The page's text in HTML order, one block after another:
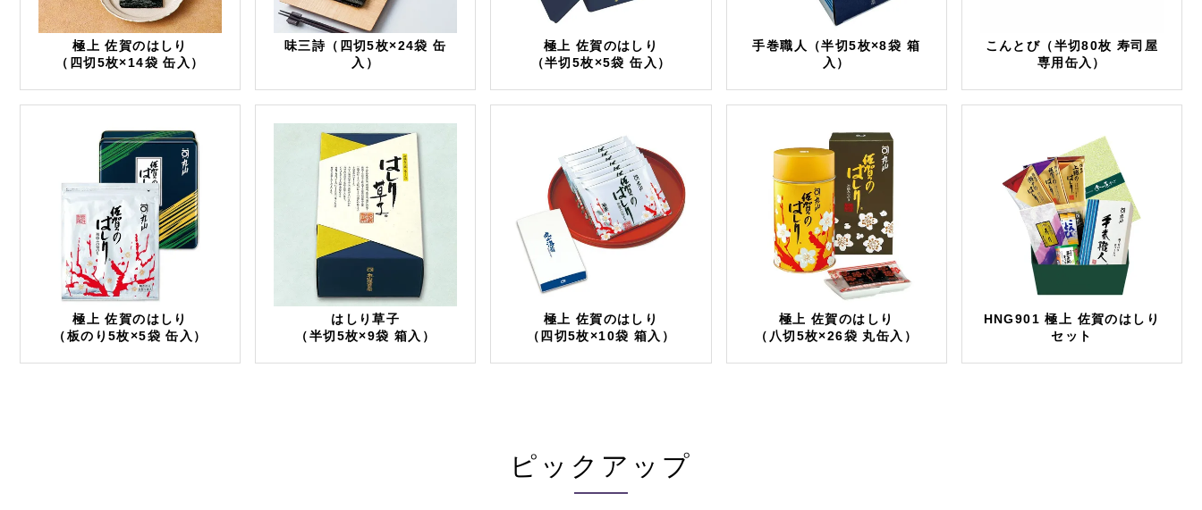
極上 佐賀のはしり
（四切5枚×14袋 缶入）
味三詩（四切5枚×24袋 缶
入）
極上 佐賀のはしり
（半切5枚×5袋 缶入）
手巻職人（半切5枚×8袋 箱
入）
こんとび（半切80枚 寿司屋
専用缶入）
極上 佐賀のはしり
（板のり5枚×5袋 缶入）
はしり草子
（半切5枚×9袋 箱入）
極上 佐賀のはしり
（四切5枚×10袋 箱入）
極上 佐賀のはしり
（八切5枚×26袋 丸缶入）
HNG901 極上 佐賀のはしり
セット
ピックアップ